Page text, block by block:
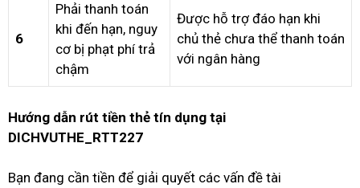
6
Phải thanh toán
khi đến hạn, nguy
cơ bị phạt phí trả
chậm
Được hỗ trợ đáo hạn khi
chủ thẻ chưa thể thanh toán
với ngân hàng
Hướng dẫn rút tiền thẻ tín dụng tại
DICHVUTHE_RTT227
Bạn đang cần tiền để giải quyết các vấn đề tài